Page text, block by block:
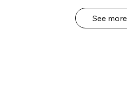
See more